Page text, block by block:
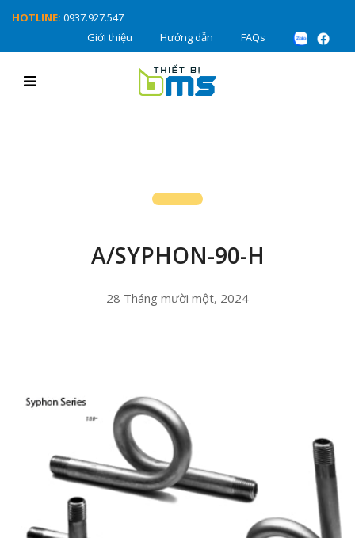
HOTLINE: 0937.927.547
Giới thiệu
Hướng dẫn FAQs
A/SYPHON-90-H
28 Tháng mười một, 2024